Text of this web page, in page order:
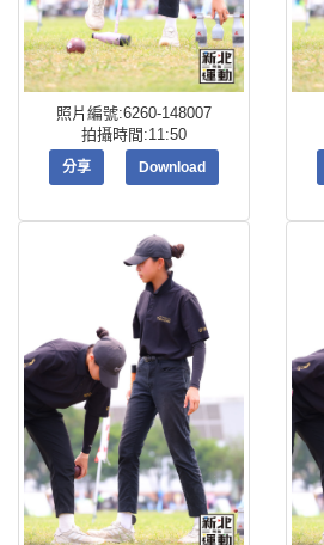
照片編號:6260-148007
拍攝時間:11:50
分享 Download